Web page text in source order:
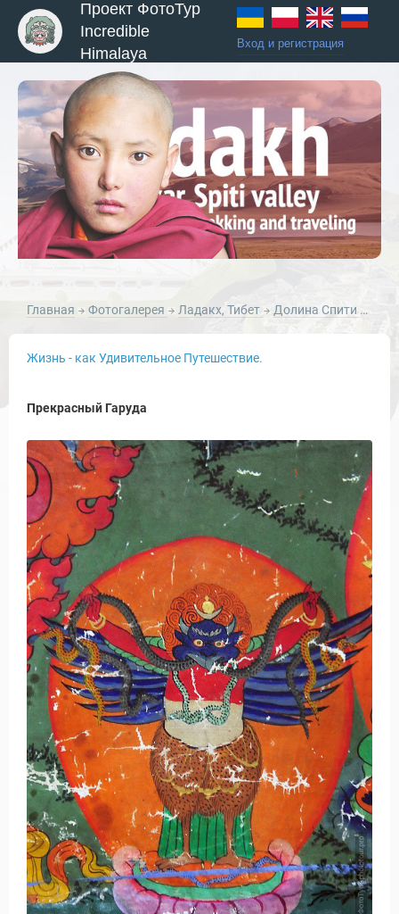
Проект ФотоТур
Incredible
Himalaya
Вход и регистрация
Главная Фотогалерея Ладакх, Тибет Долина Спити
Жизнь - как Удивительное Путешествие.
Прекрасный Гаруда